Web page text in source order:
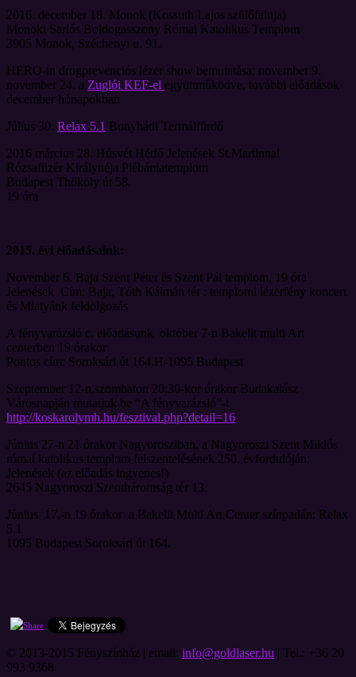
2016. december 18. Monok (Kossuth Lajos szülőfaluja)
Monoki Sarlós Boldogasszony Római Katolikus Templom
3905 Monok, Széchenyi u. 91.
HERO-in drogprevenciós lézer show bemutatása: november 9.
november 24. a Zuglói KEF-el együttműködve, további előadások
december hónapokban
Július 30. Relax 5.1 Bonyhádi Termálfürdő
2016 március 28. Húsvét Hétfő Jelenések St.Martinnal
Rózsafüzér Királynéja Plébániatemplom
Budapest Thököly út 58.
19 óra
2015. évi előadásaink:
November 6. Baja Szent Péter és Szent Pál templom, 19 óra
Jelenések Cím: Baja, Tóth Kálmán tér : templomi lézerfény koncert
és Miatyánk feldolgozás
A fényvarázsló c. előadásunk október 7-n Bakelit multi Art
centerben 19 órakor
Pontos cím: Soroksári út 164.H-1095 Budapest
Szeptember 12-n,szombaton 20:30-kor órakor Budakalász
Városnapján mutatjuk be “A fényvarázsló”-t
http://koskarolymh.hu/fesztival.php?detail=16
Június 27-n 21 órakor Nagyorosziban, a Nagyoroszi Szent Miklós
római katolikus templom felszentelésének 250. évfordulóján:
Jelenések (az előadás ingyenes!)
2645 Nagyoroszi Szentháromság tér 13.
Június 17.-n 19 órakor a Bakelit Multi Art Center színpadán: Relax
5.1
1095 Budapest Soroksári út 164.
© 2013-2015 Fényszínház | email: info@goldlaser.hu | Tel.: +36 20
993 9368